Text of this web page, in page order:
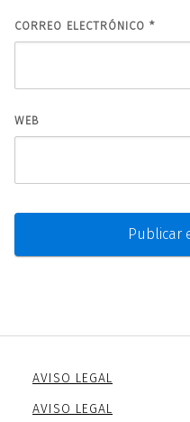
CORREO ELECTRÓNICO *
WEB
AVISO LEGAL
AVISO LEGAL